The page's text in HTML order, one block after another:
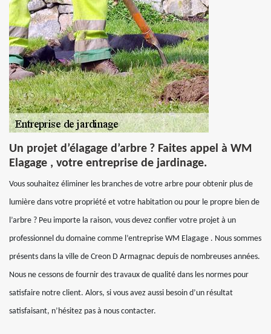
Un projet d’élagage d’arbre ? Faites appel à WM
Elagage , votre entreprise de jardinage.
Vous souhaitez éliminer les branches de votre arbre pour obtenir plus de
lumière dans votre propriété et votre habitation ou pour le propre bien de
l’arbre ? Peu importe la raison, vous devez confier votre projet à un
professionnel du domaine comme l’entreprise WM Elagage . Nous sommes
présents dans la ville de Creon D Armagnac depuis de nombreuses années.
Nous ne cessons de fournir des travaux de qualité dans les normes pour
satisfaire notre client. Alors, si vous avez aussi besoin d’un résultat
satisfaisant, n’hésitez pas à nous contacter.